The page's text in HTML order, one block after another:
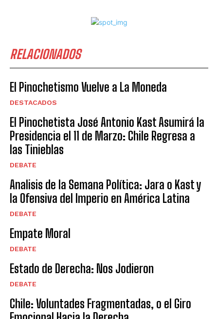
RELACIONADOS
El Pinochetismo Vuelve a La Moneda
DESTACADOS
El Pinochetista José Antonio Kast Asumirá la
Presidencia el 11 de Marzo: Chile Regresa a
las Tinieblas
DEBATE
Analisis de la Semana Política: Jara o Kast y
la Ofensiva del Imperio en América Latina
DEBATE
Empate Moral
DEBATE
Estado de Derecha: Nos Jodieron
DEBATE
Chile: Voluntades Fragmentadas, o el Giro